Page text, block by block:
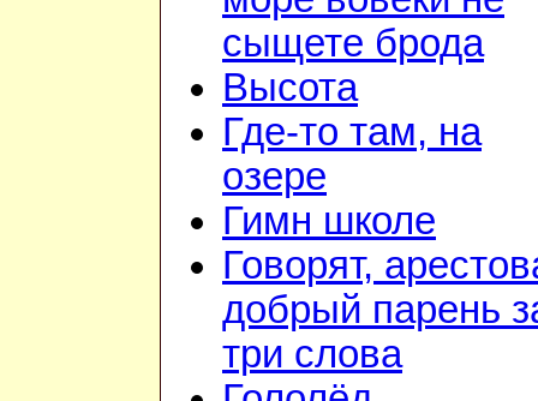
сыщете брода
Высота
Где-то там, на
озере
Гимн школе
Говорят,
добрый парень
три слова